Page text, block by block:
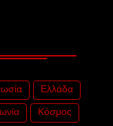
Ελλάδα
Κόσμος